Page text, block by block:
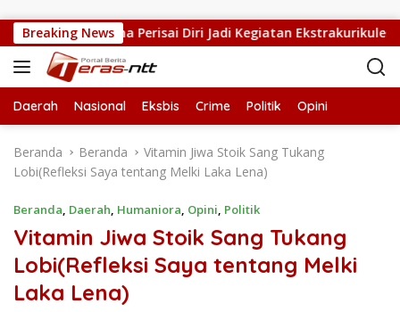
Breaking News
Terima Perisai Diri Jadi Kegiatan Ekstrakurikuler
Daerah Nasional Eksbis Crime Politik Opini
Beranda Beranda
Vitamin Jiwa Stoik Sang Tukang
Lobi(Refleksi Saya tentang Melki Laka Lena)
Beranda, Daerah, Humaniora, Opini, Politik
Vitamin Jiwa Stoik Sang Tukang
Lobi(Refleksi Saya tentang Melki
Laka Lena)